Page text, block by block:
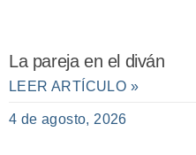
La pareja en el diván
LEER ARTÍCULO »
4 de agosto, 2026